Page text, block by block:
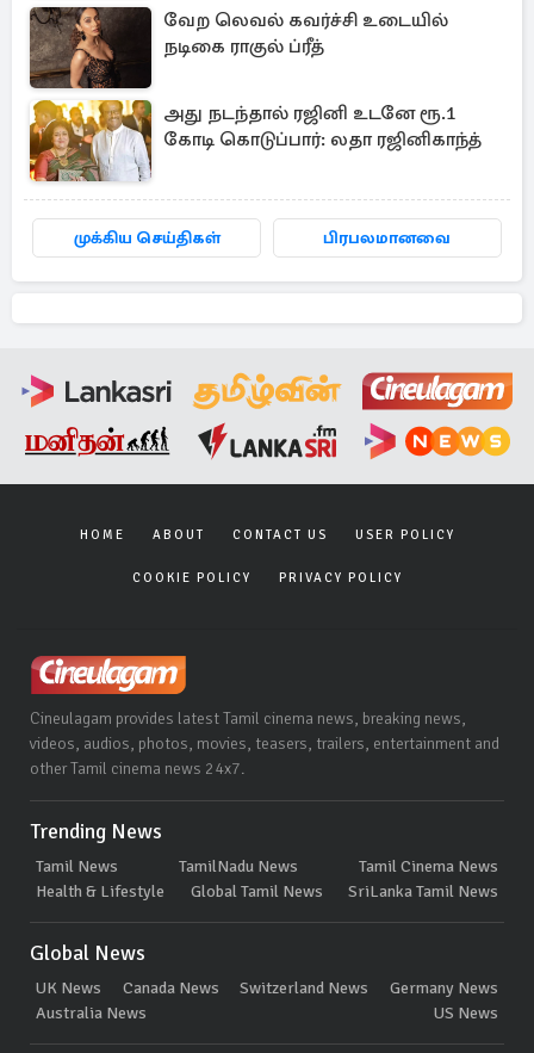
வேற லெவல் கவர்ச்சி உடையில்
நடிகை ராகுல் ப்ரீத்
அது நடந்தால் ரஜினி உடனே ரூ.1
கோடி கொடுப்பார்: லதா ரஜினிகாந்த்
முக்கிய செய்திகள் பிரபலமானவை
HOME ABOUT CONTACT US USER POLICY
COOKIE POLICY PRIVACY POLICY
Cineulagam provides latest Tamil cinema news, breaking news,
videos, audios, photos, movies, teasers, trailers, entertainment and
other Tamil cinema news 24x7.
Trending News
Tamil News TamilNadu News
Tamil Cinema News
Health & Lifestyle
Global Tamil News SriLanka Tamil News
Global News
UK News Canada News Switzerland News
Germany News
Australia News
US News